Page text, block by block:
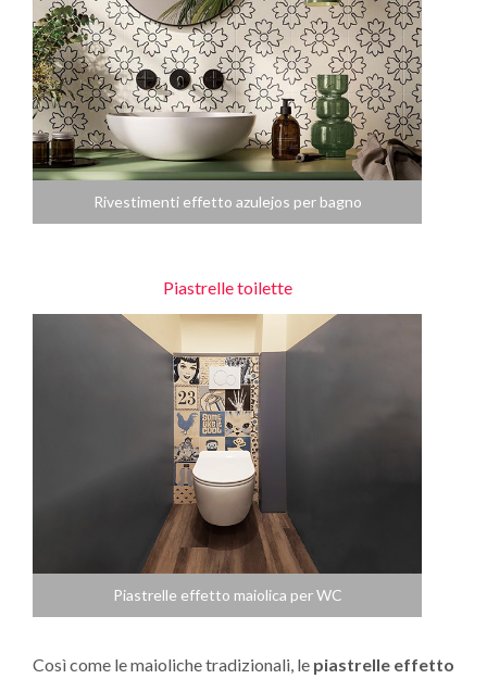
Rivestimenti effetto azulejos per bagno
Piastrelle toilette
Piastrelle effetto maiolica per WC
Così come le maioliche tradizionali, le piastrelle effetto